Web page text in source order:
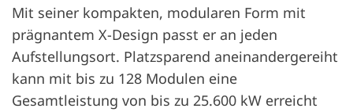
Mit seiner kompakten, modularen Form mit
prägnantem X-Design passt er an jeden
Aufstellungsort. Platzsparend aneinandergereiht
kann mit bis zu 128 Modulen eine
Gesamtleistung von bis zu 25.600 kW erreicht